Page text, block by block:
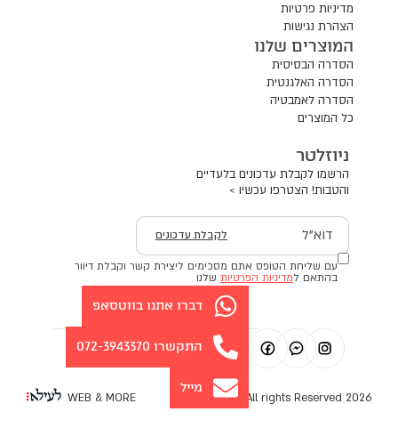
מדיניות פרטיות
הצהרת נגישות
המוצרים שלנו
הסדרה הבסיסית
הסדרה האלגנטית
הסדרה לאמבטיה
כל המוצרים
ניוזלטר
הרשמו לקבלת עדכונים בלעדיים
והטבות! הצטרפו עכשיו >
דוא"ל
עם שליחת הטופס אתם מסכימים ליצירת קשר וקבלת דיוור
בהתאם למדיניות הפרטיות שלנו
לקבלת עדכונים
2026 All rights Reserved
WEB & MORE
דברו אתנו בווטסאפ
התקשרו 072-3943370
מייל